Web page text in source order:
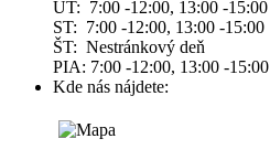
UT: 7:00 -12:00, 13:00 -15:00
ST: 7:00 -12:00, 13:00 -15:00
ŠT: Nestránkový deň
PIA: 7:00 -12:00, 13:00 -15:00
Kde nás nájdete: